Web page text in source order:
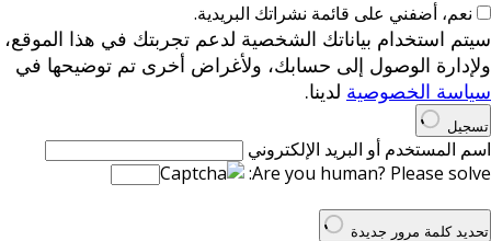
نعم، أضفني على قائمة نشراتك البريدية.
سيتم استخدام بياناتك الشخصية لدعم تجربتك في هذا الموقع،
ولإدارة الوصول إلى حسابك، ولأغراض أخرى تم توضيحها في
سياسة الخصوصية لدينا.
تسجيل
اسم المستخدم أو البريد الإلكتروني
Are you human? Please solve:
تحديد كلمة مرور جديدة